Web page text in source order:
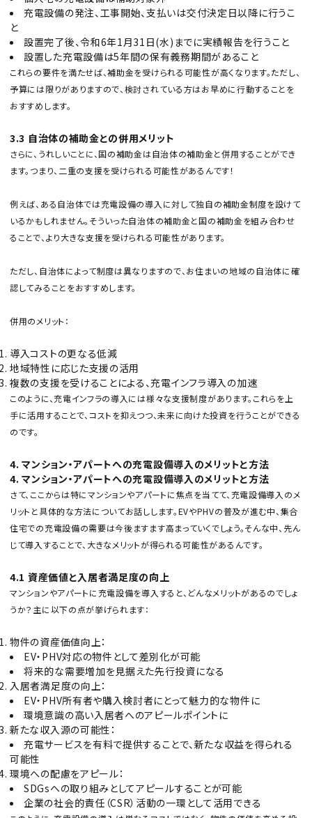
充電設備の発注、工事開始、支払いは交付決定日以降に行うこ
と
設置完了後、令和6年1月31日(水)までに実績報告を行うこと
設置した充電設備は5年間の保有義務期間があること
これらの要件を満たせば、補助金を受けられる可能性が高くなります。ただし、
予算には限りがありますので、検討されている方はお早めに行動することを
おすすめします。
3.3 自治体の補助金との併用メリット
さらに、うれしいことに、国の補助金は自治体の補助金と併用することができ
ます。つまり、二重の支援を受けられる可能性があるんです！
例えば、ある自治体では充電設備の導入に対して独自の補助金制度を設けて
いるかもしれません。そういった自治体の補助金と国の補助金を組み合わせ
ることで、より大きな支援を受けられる可能性があります。
ただし、自治体によって制度は異なりますので、お住まいの地域の自治体に確
認してみることをおすすめします。
併用のメリット：
導入コストの更なる低減
地域特性に応じた支援の活用
複数の支援を受けることによる、充電インフラ導入の加速
このように、充電インフラの導入には様々な支援制度があります。これらを上
手に活用することで、コストを抑えつつ、未来に向けた投資を行うことができる
のです。
4. マンション・アパートへの充電設備導入のメリットと方法
4. マンション・アパートへの充電設備導入のメリットと方法
さて、ここからは特にマンションやアパートに焦点を当てて、充電設備導入のメ
リットと具体的な方法についてお話しします。EVやPHVの普及が進む中、集合
住宅での充電設備の需要は今後ますます高まっていくでしょう。そんな中、先ん
じて導入することで、大きなメリットが得られる可能性があるんです。
4.1 資産価値と入居者満足度の向上
マンションやアパートに充電設備を導入すると、どんなメリットがあるのでしょ
うか？主に以下の点が挙げられます：
物件の資産価値向上：
EV・PHV対応の物件として差別化が可能
将来的な需要増加を見据えた先行投資になる
入居者満足度の向上：
EV・PHV所有者や購入検討者にとって魅力的な物件に
環境意識の高い入居者へのアピールポイントに
新たな収入源の可能性：
充電サービスを有料で提供することで、新たな収益を得られる
可能性
環境への配慮をアピール：
SDGsへの取り組みとしてアピールすることが可能
企業の社会的責任（CSR）活動の一環として活用できる